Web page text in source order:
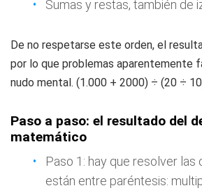
Sumas y restas, también de
De no respetarse este orden, el
por lo que problemas aparentemente
nudo mental. (1.000 + 2000) ÷ (20 ÷
Paso a paso: el resultado del
matemático
Paso 1: hay que resolver las
están entre paréntesis: